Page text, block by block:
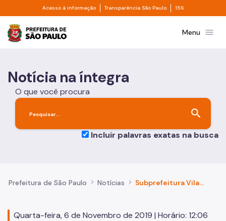
Pular para o Conteúdo principal
Acesso à informação Divisor de acesso à informação
Transparência São Paulo Divisor de
156
Prefeitura de São PauloMenu menu
Notícia na íntegra
O que você procura
search
Incluir palavras exatas na busca
Prefeitura de São Paulo Notícias Subprefeitura Vila Mariana institui o Comitê do Bairro Amigo do Idoso
Quarta-feira, 6 de Novembro de 2019 | Horário: 12:06